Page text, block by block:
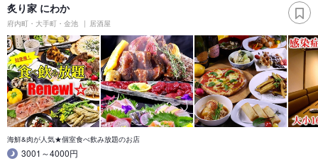
炙り家 にわか
府内町・大手町・金池 居酒屋
海鮮&肉が人気★個室食べ飲み放題のお店
3001～4000円